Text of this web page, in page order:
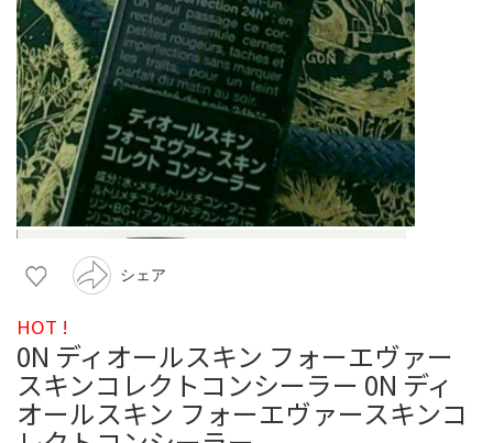
シェア
HOT !
0N ディオールスキン フォーエヴァー
スキンコレクトコンシーラー 0N ディ
オールスキン フォーエヴァースキンコ